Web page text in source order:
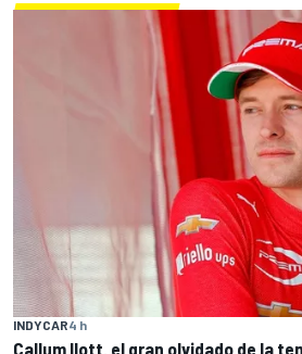
INDYCAR4 h
Callum Ilott, el gran olvidado de la